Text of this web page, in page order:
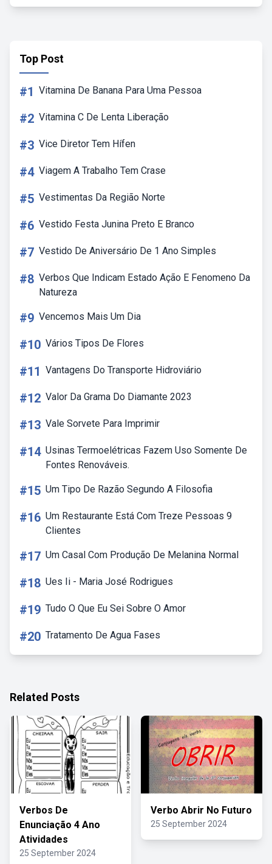
Top Post
#1 Vitamina De Banana Para Uma Pessoa
#2 Vitamina C De Lenta Liberação
#3 Vice Diretor Tem Hífen
#4 Viagem A Trabalho Tem Crase
#5 Vestimentas Da Região Norte
#6 Vestido Festa Junina Preto E Branco
#7 Vestido De Aniversário De 1 Ano Simples
#8 Verbos Que Indicam Estado Ação E Fenomeno Da
Natureza
#9 Vencemos Mais Um Dia
#10 Vários Tipos De Flores
#11 Vantagens Do Transporte Hidroviário
#12 Valor Da Grama Do Diamante 2023
#13 Vale Sorvete Para Imprimir
#14 Usinas Termoelétricas Fazem Uso Somente De
Fontes Renováveis.
#15 Um Tipo De Razão Segundo A Filosofia
#16 Um Restaurante Está Com Treze Pessoas 9
Clientes
#17 Um Casal Com Produção De Melanina Normal
#18 Ues Ii - Maria José Rodrigues
#19 Tudo O Que Eu Sei Sobre O Amor
#20 Tratamento De Agua Fases
Related Posts
Verbos De
Enunciação 4 Ano
Atividades
25 September 2024
Verbo Abrir No Futuro
25 September 2024